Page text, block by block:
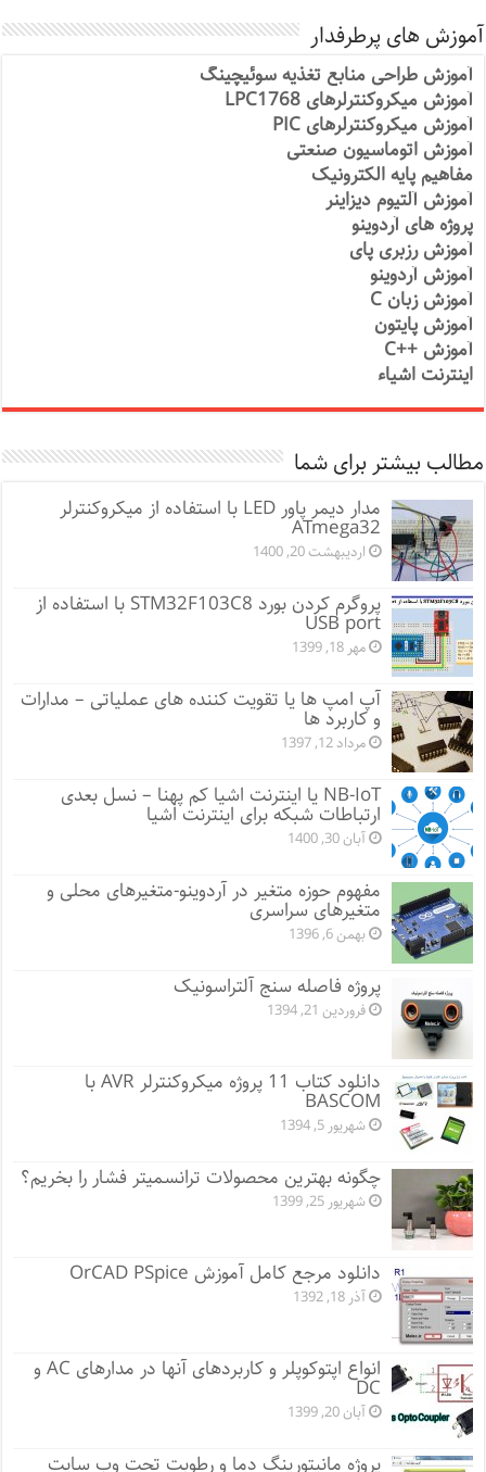
آموزش های پرطرفدار
آموزش طراحی منابع تغذیه سوئیچینگ
آموزش میکروکنترلرهای LPC1768
آموزش میکروکنترلرهای PIC
آموزش اتوماسیون صنعتی
مفاهیم پایه الکترونیک
آموزش آلتیوم دیزاینر
پروژه های آردوینو
آموزش رزبری پای
آموزش آردوینو
آموزش زبان C
آموزش پایتون
آموزش ++C
اینترنت اشیاء
مطالب بیشتر برای شما
مدار دیمر پاور LED با استفاده از میکروکنترلر
ATmega32
اردیبهشت 20, 1400
پروگرم کردن بورد STM32F103C8 با استفاده از
USB port
مهر 18, 1399
آپ امپ ها یا تقویت کننده های عملیاتی – مدارات
و کاربرد ها
مرداد 12, 1397
NB-IoT یا اینترنت اشیا کم پهنا – نسل بعدی
ارتباطات شبکه برای اینترنت اشیا
آبان 30, 1400
مفهوم حوزه متغیر در آردوینو-متغیرهای محلی و
متغیرهای سراسری
بهمن 6, 1396
پروژه فاصله سنج آلتراسونیک
فروردین 21, 1394
دانلود کتاب 11 پروژه میکروکنترلر AVR با
BASCOM
شهریور 5, 1394
چگونه بهترین محصولات ترانسمیتر فشار را بخریم؟
شهریور 25, 1399
دانلود مرجع کامل آموزش OrCAD PSpice
آذر 18, 1392
انواع اپتوکوپلر و کاربردهای آنها در مدارهای AC و
DC
آبان 20, 1399
پروژه مانيتورينگ دما و رطوبت تحت وب سایت